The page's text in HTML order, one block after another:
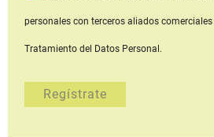
personales con terceros aliados comerciales
Tratamiento del Datos Personal.